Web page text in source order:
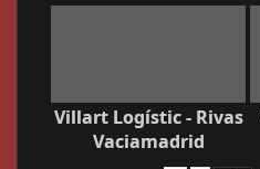
Villart Logístic - Rivas
Vaciamadrid